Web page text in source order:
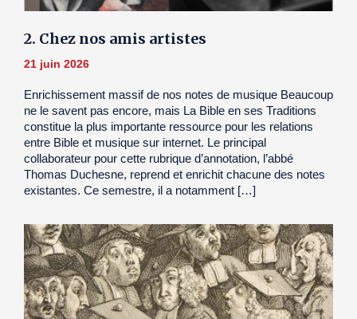
2. Chez nos amis artistes
21 juin 2026
Enrichissement massif de nos notes de musique Beaucoup
ne le savent pas encore, mais La Bible en ses Traditions
constitue la plus importante ressource pour les relations
entre Bible et musique sur internet. Le principal
collaborateur pour cette rubrique d’annotation, l’abbé
Thomas Duchesne, reprend et enrichit chacune des notes
existantes. Ce semestre, il a notamment […]